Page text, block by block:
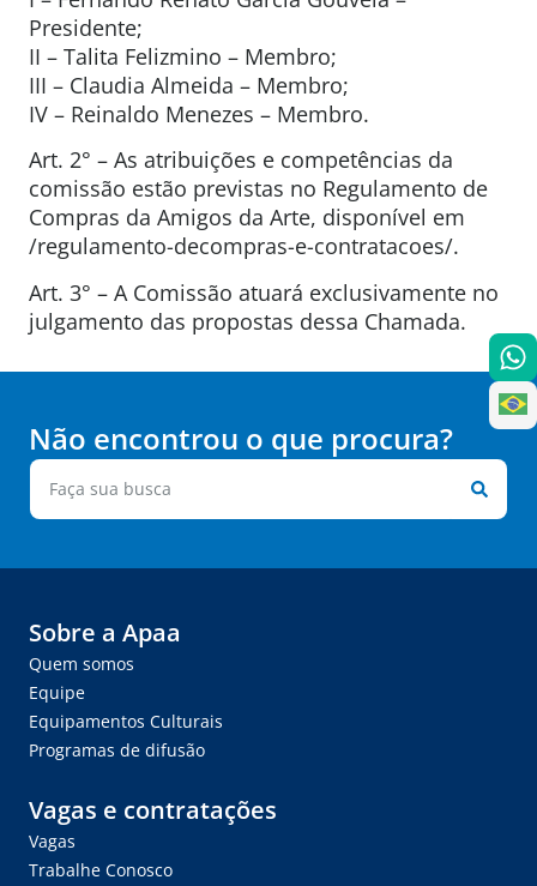
Presidente;
II – Talita Felizmino – Membro;
III – Claudia Almeida – Membro;
IV – Reinaldo Menezes – Membro.
Art. 2° – As atribuições e competências da
comissão estão previstas no Regulamento de
Compras da Amigos da Arte, disponível em
/regulamento-decompras-e-contratacoes/.
Art. 3° – A Comissão atuará exclusivamente no
julgamento das propostas dessa Chamada.
Não encontrou o que procura?
Sobre a Apaa
Quem somos
Equipe
Equipamentos Culturais
Programas de difusão
Vagas e contratações
Vagas
Trabalhe Conosco